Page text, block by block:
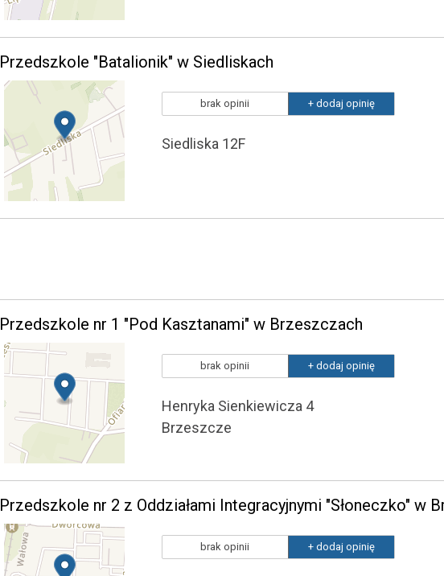
Przedszkole "Batalionik" w Siedliskach
brak opinii + dodaj opinię
Siedliska 12F
Przedszkole nr 1 "Pod Kasztanami" w Brzeszczach
brak opinii + dodaj opinię
Henryka Sienkiewicza 4
Brzeszcze
Przedszkole nr 2 z Oddziałami Integracyjnymi "Słoneczko" w
brak opinii + dodaj opinię